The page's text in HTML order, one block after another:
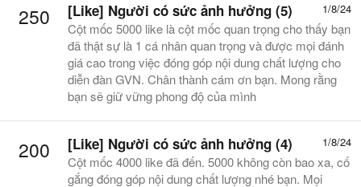
250 1/8/24
[Like] Người có sức ảnh hưởng (5)
Cột mốc 5000 like là cột mốc quan trọng cho thấy bạn
đã thật sự là 1 cá nhân quan trọng và được mọi đánh
giá cao trong việc đóng góp nội dung chất lượng cho
diễn đàn GVN. Chân thành cám ơn bạn. Mong rằng
bạn sẽ giữ vững phong độ của mình
200 1/8/24
[Like] Người có sức ảnh hưởng (4)
Cột mốc 4000 like đã đến. 5000 không còn bao xa, cố
gắng đóng góp nội dung chất lượng nhé bạn. Mọi